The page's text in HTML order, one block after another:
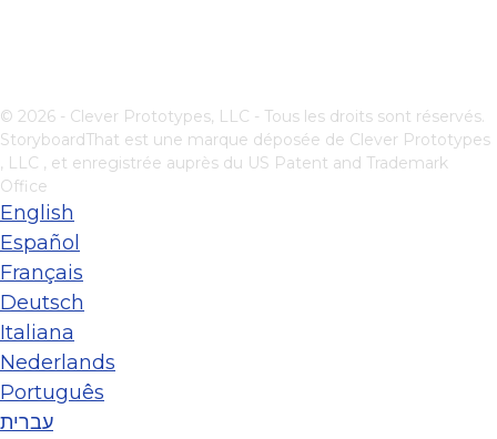
© 2026 - Clever Prototypes, LLC - Tous les droits sont réservés.
StoryboardThat est une marque déposée de Clever Prototypes
, LLC , et enregistrée auprès du US Patent and Trademark
Office
English
Español
Français
Deutsch
Italiana
Nederlands
Português
עברית